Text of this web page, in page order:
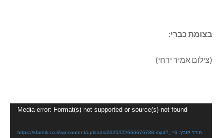
בצומת כברי:
(צילום אמיר ירחי)
Media error: Format(s) not supported or source(s) not found
הורד קובץ: https://kfarnik.co.il/wp-content/uploads/2025/05/666676788.mp4?_=6